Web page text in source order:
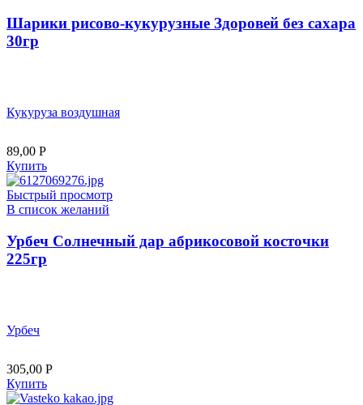
Шарики рисово-кукурузные Здоровей без сахара
30гр
Кукуруза воздушная
89,00 Р
Купить
Быстрый просмотр
В список желаний
Урбеч Солнечный дар абрикосовой косточки
225гр
Урбеч
305,00 Р
Купить